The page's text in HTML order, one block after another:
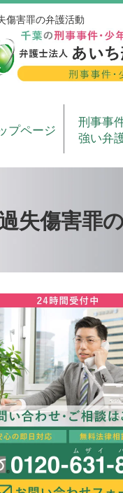
傷害罪の弁護活動
プページ
刑事事
強い弁
失傷害罪